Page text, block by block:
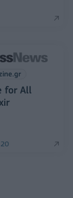
for All